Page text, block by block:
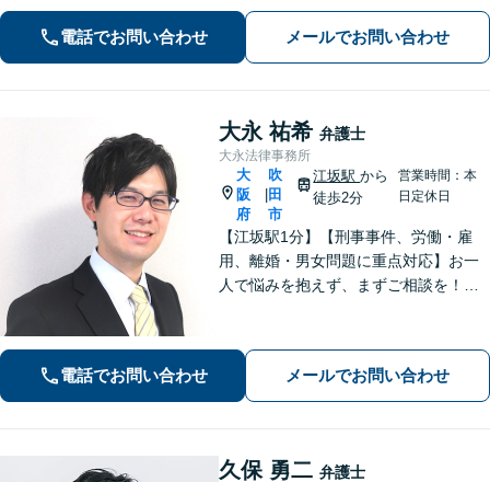
電話でお問い合わせ メールでお問い合わせ
大永 祐希 弁護士
大永法律事務所
大
阪
府
吹
田
市
江坂駅から
徒歩2分
営業時間：本
日定休日
【江坂駅1分】【刑事事件、労働・雇
用、離婚・男女問題に重点対応】お一
人で悩みを抱えず、まずご相談を！き
します。当日・夜間・電話相談可能で
す。【法テラス利用可】【WEB面談
可】
電話でお問い合わせ メールでお問い合わせ
久保 勇二 弁護士